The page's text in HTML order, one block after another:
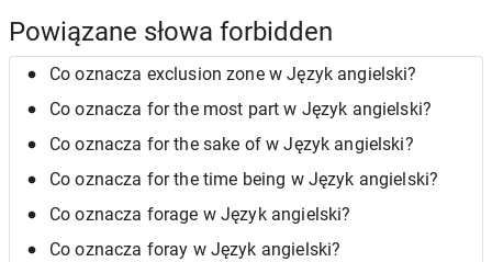
Powiązane słowa forbidden
Co oznacza exclusion zone w Język angielski?
Co oznacza for the most part w Język angielski?
Co oznacza for the sake of w Język angielski?
Co oznacza for the time being w Język angielski?
Co oznacza forage w Język angielski?
Co oznacza foray w Język angielski?